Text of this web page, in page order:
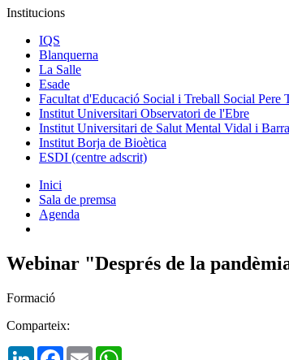
Institucions
IQS
Blanquerna
La Salle
Esade
Facultat d'Educació Social i Treball Social Pere
Institut Universitari Observatori de l'Ebre
Institut Universitari de Salut Mental Vidal i
Institut Borja de Bioètica
ESDI (centre adscrit)
Inici
Sala de premsa
Agenda
Webinar "Després de la
Formació
Comparteix:
LinkedInFacebook
Email